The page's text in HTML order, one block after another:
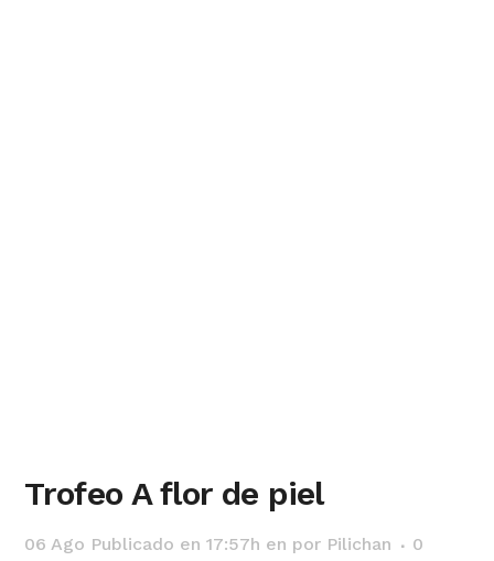
Trofeo A flor de piel
06 Ago Publicado en 17:57h en por Pilichan
0